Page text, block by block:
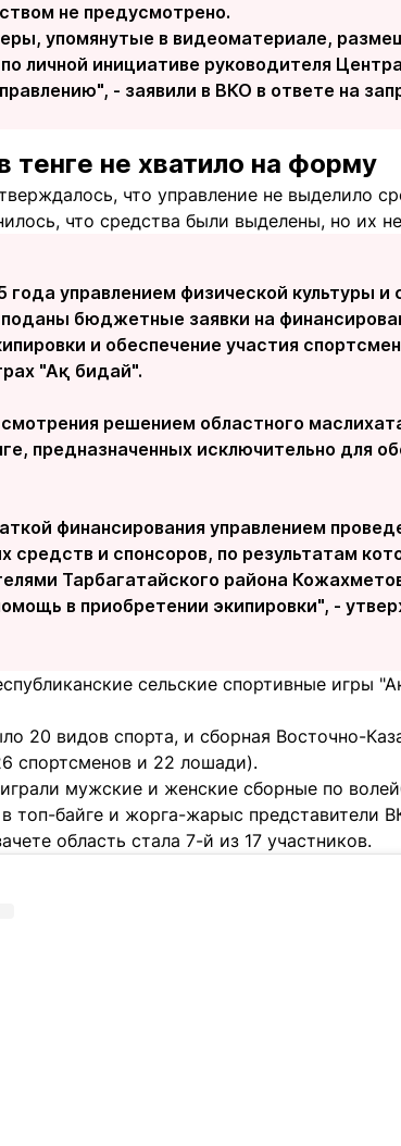
не предусмотрено.
упомянутые в видеоматериале,
личной инициативе руководителя
- заявили в ВКО в ответе на
тенге не хватило на форму
что управление не выделило
что средства были выделены, но их
года управлением физической культуры
бюджетные заявки на
и обеспечение участия
"Ақ бидай".
решением областного
предназначенных исключительно для
финансирования управлением
средств и спонсоров, по результатам
Тарбагатайского района
в приобретении экипировки", -
сельские спортивные игры
20 видов спорта, и сборная Восточно-
спортсменов и 22 лошади).
мужские и женские сборные по
в топ-байге и жорга-жарыс представители
область стала 7-й из 17 участников.